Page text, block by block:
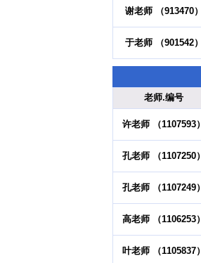
谢老师 （913470）
于老师 （901542）
老师.编号
许老师 （1107593）
孔老师 （1107250）
孔老师 （1107249）
高老师 （1106253）
叶老师 （1105837）